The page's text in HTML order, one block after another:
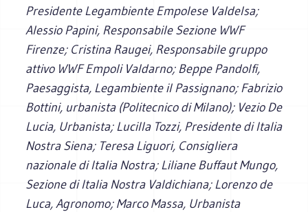
Presidente Legambiente Empolese Valdelsa;
Alessio Papini, Responsabile Sezione WWF
Firenze; Cristina Raugei, Responsabile gruppo
attivo WWF Empoli Valdarno; Beppe Pandolfi,
Paesaggista, Legambiente il Passignano; Fabrizio
Bottini, urbanista (Politecnico di Milano); Vezio De
Lucia, Urbanista; Lucilla Tozzi, Presidente di Italia
Nostra Siena; Teresa Liguori, Consigliera
nazionale di Italia Nostra; Liliane Buffaut Mungo,
Sezione di Italia Nostra Valdichiana; Lorenzo de
Luca, Agronomo; Marco Massa, Urbanista